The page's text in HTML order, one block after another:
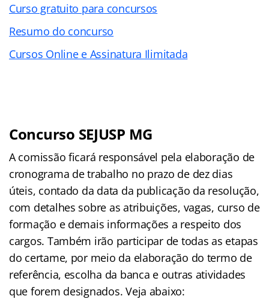
Curso gratuito para concursos
Resumo do concurso
Cursos Online e Assinatura Ilimitada
Concurso SEJUSP MG
A comissão ficará responsável pela elaboração de
cronograma de trabalho no prazo de dez dias
úteis, contado da data da publicação da resolução,
com detalhes sobre as atribuições, vagas, curso de
formação e demais informações a respeito dos
cargos. Também irão participar de todas as etapas
do certame, por meio da elaboração do termo de
referência, escolha da banca e outras atividades
que forem designados. Veja abaixo: